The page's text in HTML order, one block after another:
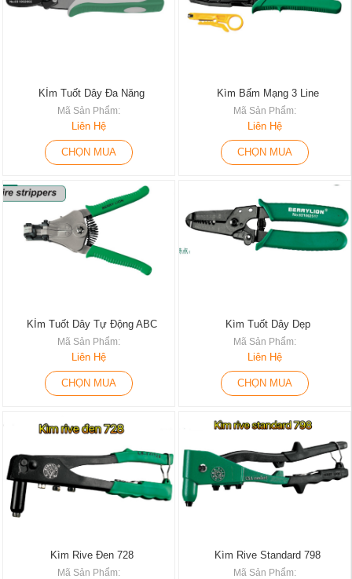
KÌm Tuốt Dây Đa Năng
Mã Sản Phẩm:
Liên Hệ
CHỌN MUA
Kìm Bấm Mạng 3 Line
Mã Sản Phẩm:
Liên Hệ
CHỌN MUA
KÌm Tuốt Dây Tự Động ABC
Mã Sản Phẩm:
Liên Hệ
CHỌN MUA
Kìm Tuốt Dây Dẹp
Mã Sản Phẩm:
Liên Hệ
CHỌN MUA
Kìm Rive Đen 728
Mã Sản Phẩm:
Kìm Rive Standard 798
Mã Sản Phẩm: